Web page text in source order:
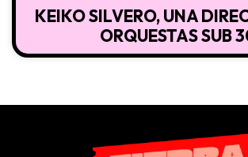
KEIKO SILVERO, UNA
ORQUESTAS SUB